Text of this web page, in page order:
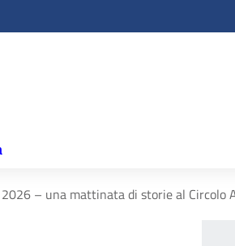
– una mattinata di storie al Circolo